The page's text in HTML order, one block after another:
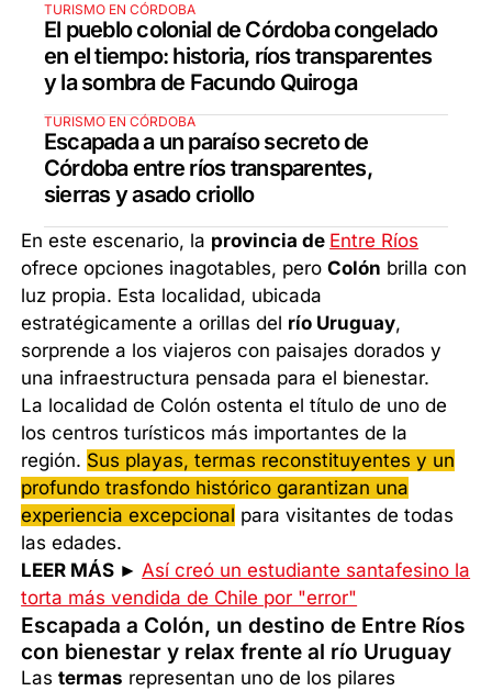
TURISMO EN CÓRDOBA
El pueblo colonial de Córdoba congelado
en el tiempo: historia, ríos transparentes
y la sombra de Facundo Quiroga
TURISMO EN CÓRDOBA
Escapada a un paraíso secreto de
Córdoba entre ríos transparentes,
sierras y asado criollo
En este escenario, la provincia de Entre Ríos
ofrece opciones inagotables, peroColón brilla con
luz propia. Esta localidad, ubicada
estratégicamente a orillas del río Uruguay,
sorprende a los viajeros con paisajes dorados y
una infraestructura pensada para el bienestar.
La localidad de Colón ostenta el título de uno de
los centros turísticos más importantes de la
región. Sus playas, termas reconstituyentes y un
profundo trasfondo histórico garantizan una
experiencia excepcional para visitantes de todas
las edades.
LEER MÁS ►Así creó un estudiante santafesino la
torta más vendida de Chile por "error"
Escapada a Colón, un destino de Entre Ríos
con bienestar y relax frente al río Uruguay
Lastermas representan uno de los pilares